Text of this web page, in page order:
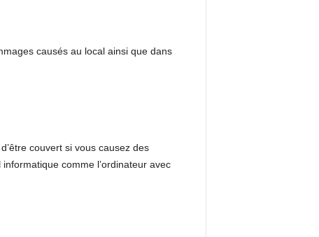
causés au local ainsi que dans
couvert si vous causez des
comme l’ordinateur avec